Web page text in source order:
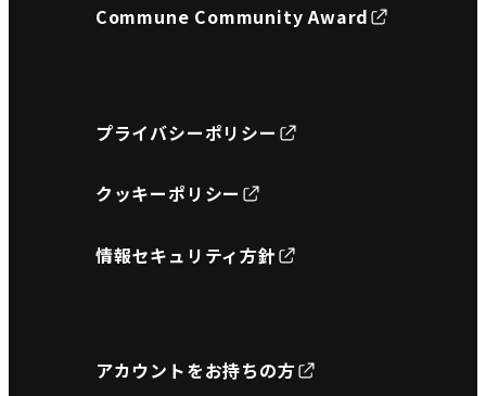
Commune Community Award
プライバシーポリシー
クッキーポリシー
情報セキュリティ方針
アカウントをお持ちの方